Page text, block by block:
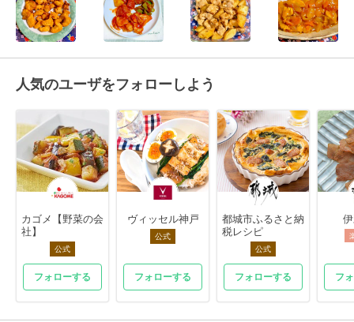
人気のユーザをフォローしよう
カゴメ【野菜の会
社】
公式
フォローする
ヴィッセル神戸
公式
フォローする
都城市ふるさと納
税レシピ
公式
フォローする フ